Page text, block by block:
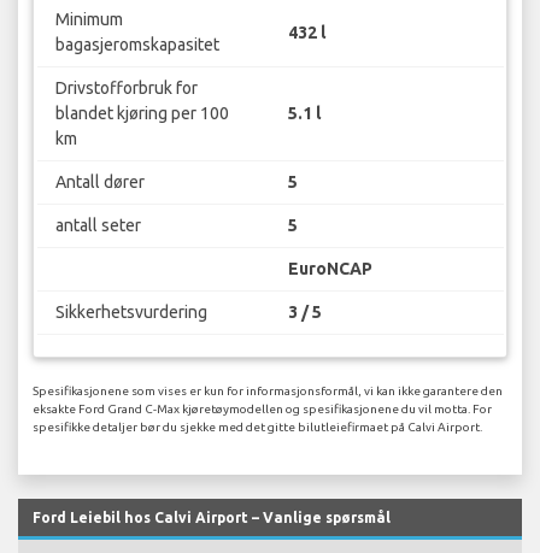
Minimum
bagasjeromskapasitet
432 l
Drivstofforbruk for
blandet kjøring per 100
km
5.1 l
Antall dører 5
antall seter 5
EuroNCAP
Sikkerhetsvurdering 3 / 5
Spesifikasjonene som vises er kun for informasjonsformål, vi kan ikke garantere den
eksakte Ford Grand C-Max kjøretøymodellen og spesifikasjonene du vil motta. For
spesifikke detaljer bør du sjekke med det gitte bilutleiefirmaet på Calvi Airport.
Ford Leiebil hos Calvi Airport – Vanlige spørsmål